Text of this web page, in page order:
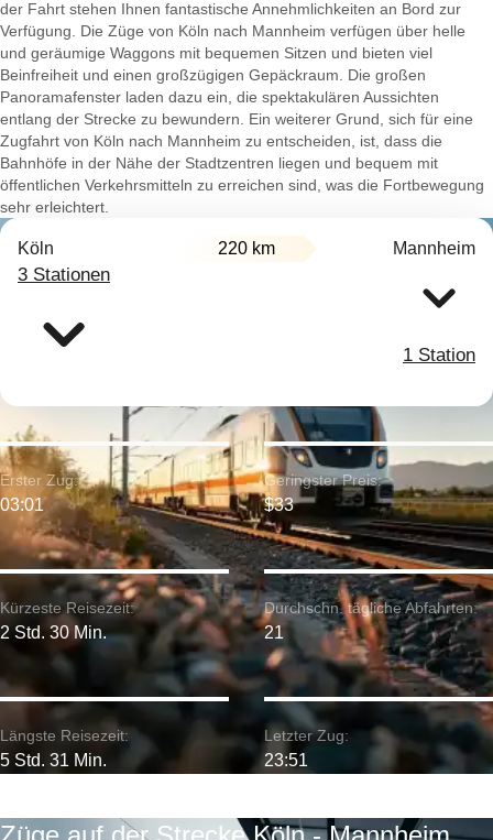
der Fahrt stehen Ihnen fantastische Annehmlichkeiten an Bord zur
Verfügung. Die Züge von Köln nach Mannheim verfügen über helle
und geräumige Waggons mit bequemen Sitzen und bieten viel
Beinfreiheit und einen großzügigen Gepäckraum. Die großen
Panoramafenster laden dazu ein, die spektakulären Aussichten
entlang der Strecke zu bewundern. Ein weiterer Grund, sich für eine
Zugfahrt von Köln nach Mannheim zu entscheiden, ist, dass die
Bahnhöfe in der Nähe der Stadtzentren liegen und bequem mit
öffentlichen Verkehrsmitteln zu erreichen sind, was die Fortbewegung
sehr erleichtert.
Köln 220 km Mannheim
3 Stationen
1 Station
Kürzeste Reisezeit:
2 Std. 30 Min.
Erster Zug:
03:01
Längste Reisezeit:
5 Std. 31 Min.
Geringster Preis:
$33
Durchschn. tägliche Abfahrten:
21
Letzter Zug:
23:51